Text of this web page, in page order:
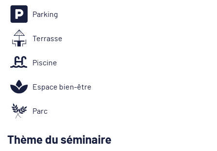
Parking
Terrasse
Piscine
Espace bien-être
Parc
Thème du séminaire